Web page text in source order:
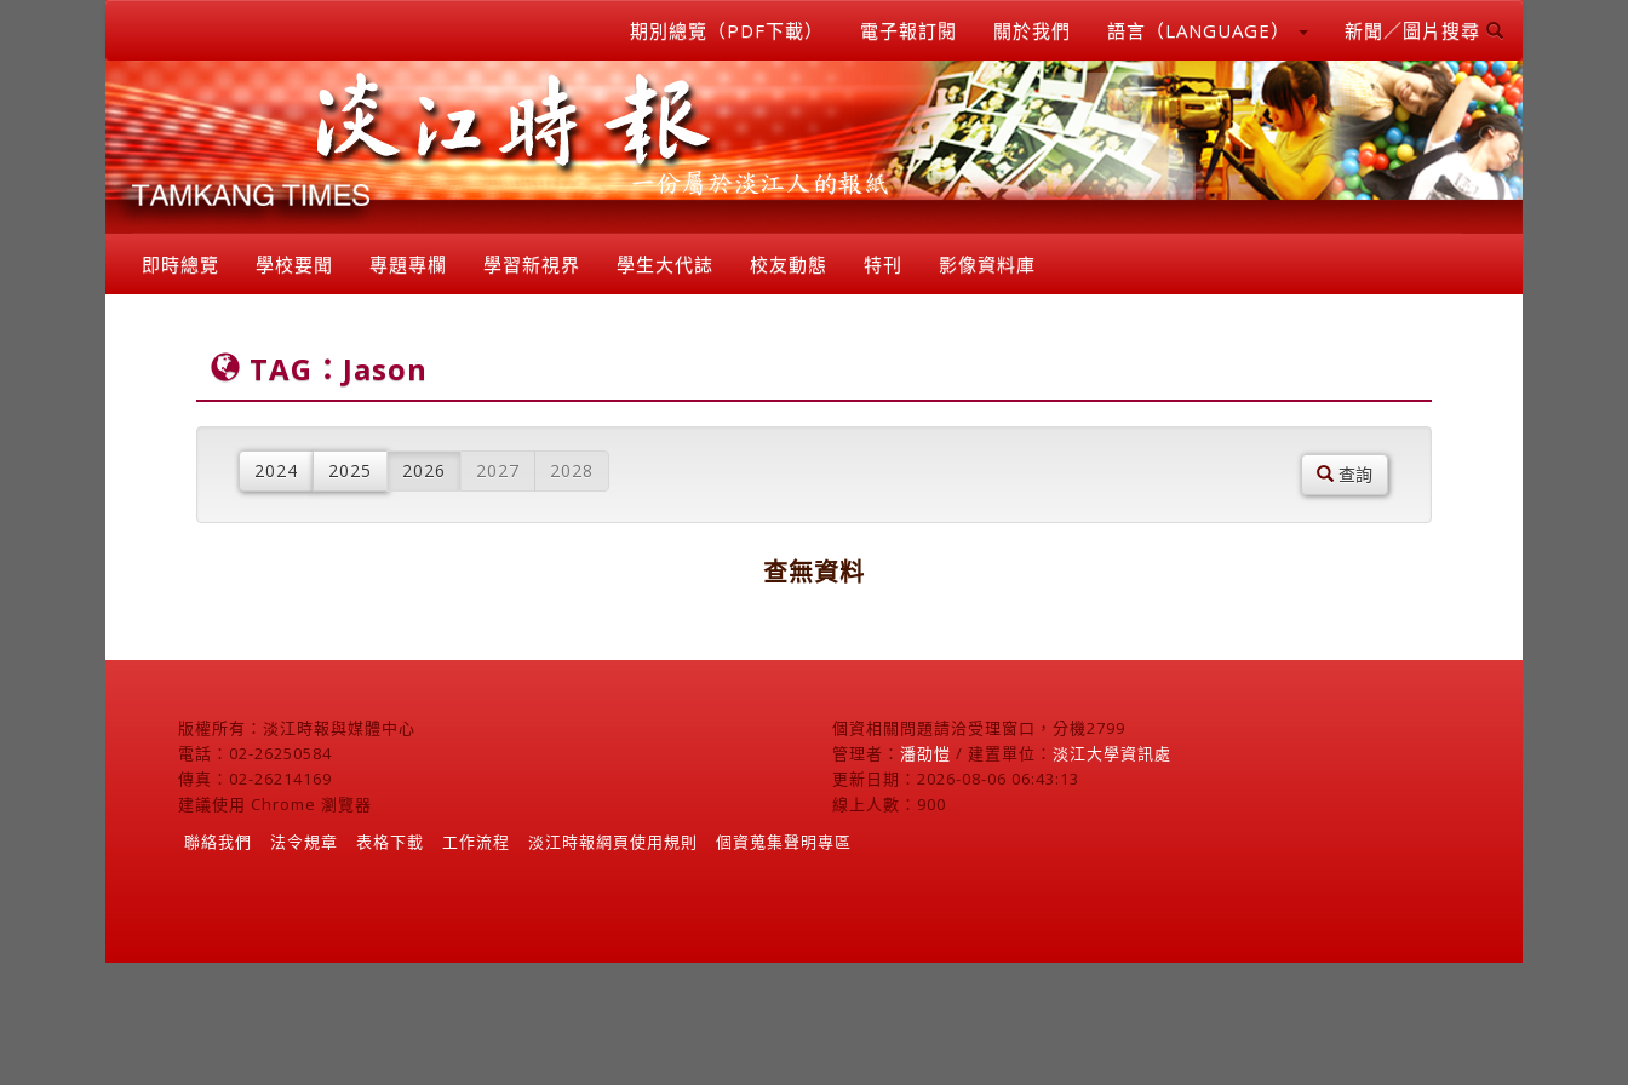
期別總覽（PDF下載） 電子報訂閱 關於我們 語言（LANGUAGE） 新聞／圖片搜尋
即時總覽 學校要聞 專題專欄 學習新視界 學生大代誌 校友動態 特刊 影像資料庫
TAG：Jason
2024 2025 2026 2027 2028 查詢
查無資料
版權所有：淡江時報與媒體中心
電話：02-26250584
傳真：02-26214169
建議使用 Chrome 瀏覽器
個資相關問題請洽受理窗口，分機2799
管理者： 潘劭愷 / 建置單位： 淡江大學資訊處
更新日期：2026-08-06 06:43:13
線上人數：900
聯絡我們
法令規章 表格下載 工作流程 淡江時報網頁使用規則 個資蒐集聲明專區